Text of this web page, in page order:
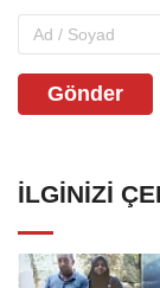
Gönder
İLGINIZI